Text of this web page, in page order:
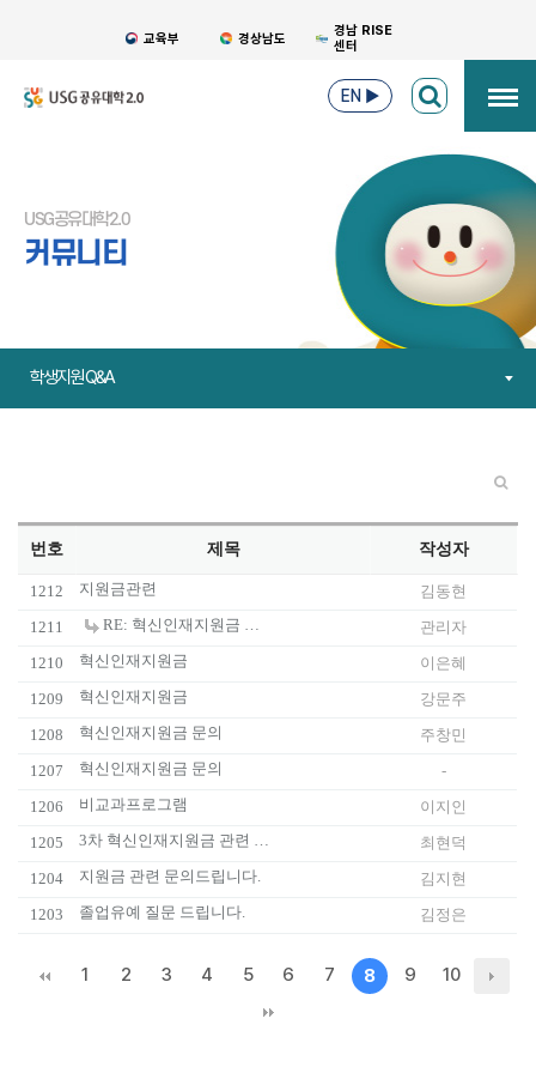
교육부 경상남도
경남 RISE
센터
EN ▶
USG공유대학2.0
커뮤니티
학생지원 Q&A
번호 제목 작성자
1212 지원금관련
김동현
1211
RE: 혁신인재지원금 관련문의합니다
관리자
1210
혁신인재지원금
이은혜
1209
혁신인재지원금
강문주
1208
혁신인재지원금 문의
주창민
1207
혁신인재지원금 문의
-
1206
비교과프로그램
이지인
1205
3차 혁신인재지원금 관련 질문입니다.
최현덕
1204
지원금 관련 문의드립니다.
김지현
1203
졸업유예 질문 드립니다. 김정은
1 2 3 4 5 6 7 8 9 10